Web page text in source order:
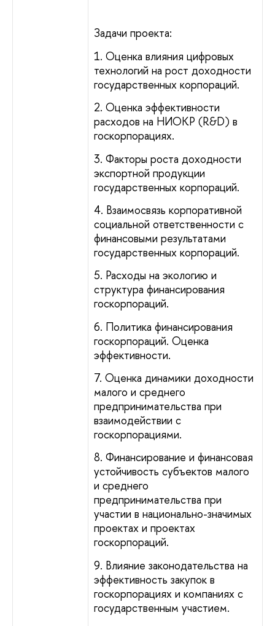
Задачи проекта:
1. Оценка влияния цифровых
технологий на рост доходности
государственных корпораций.
2. Оценка эффективности
расходов на НИОКР (R&D) в
госкорпорациях.
3. Факторы роста доходности
экспортной продукции
государственных корпораций.
4. Взаимосвязь корпоративной
социальной ответственности с
финансовыми результатами
государственных корпораций.
5. Расходы на экологию и
структура финансирования
госкорпораций.
6. Политика финансирования
госкорпораций. Оценка
эффективности.
7. Оценка динамики доходности
малого и среднего
предпринимательства при
взаимодействии с
госкорпорациями.
8. Финансирование и финансовая
устойчивость субъектов малого
и среднего
предпринимательства при
участии в национально-значимых
проектах и проектах
госкорпораций.
9. Влияние законодательства на
эффективность закупок в
госкорпорациях и компаниях с
государственным участием.